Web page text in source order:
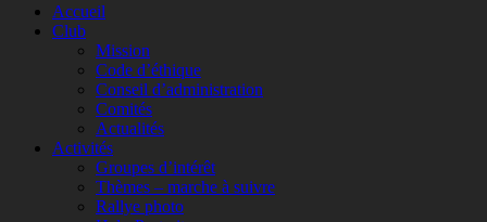
Accueil
Club
Mission
Code d’éthique
Conseil d’administration
Comités
Actualités
Activités
Groupes d’intérêt
Thèmes – marche à suivre
Rallye photo